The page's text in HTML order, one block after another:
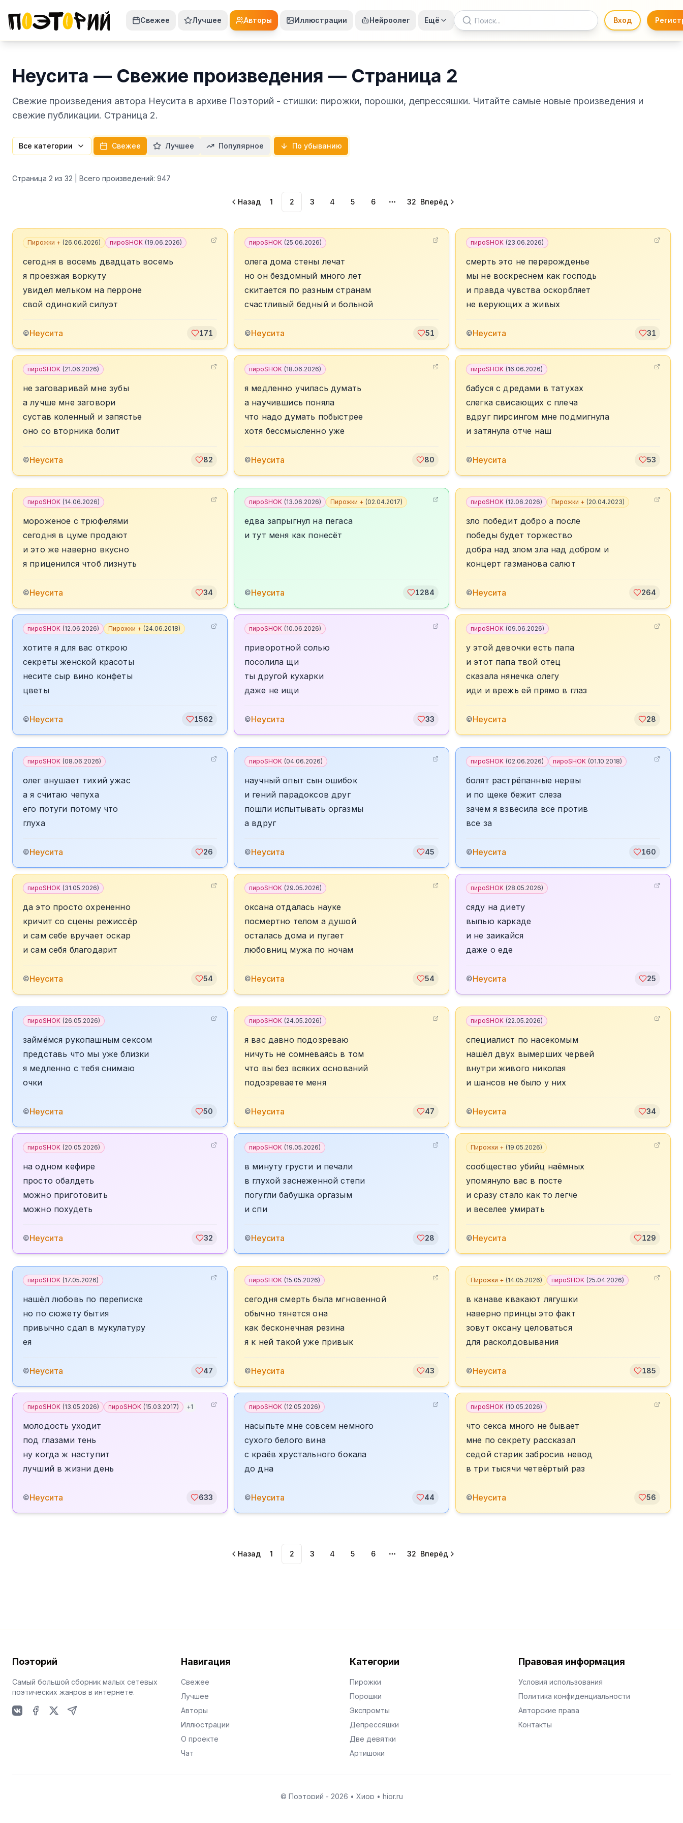
Свежее Лучшее Авторы Иллюстрации Нейроолег Ещё Вход
Неусита — Свежие произведения — Страница 2
Свежие произведения автора Неусита в архиве Поэторий - стишки: пирожки, порошки, депрессяшки. Читайте самые новые произведения и
свежие публикации. Страница 2.
Все категории Свежее Лучшее Популярное По убыванию
Страница 2 из 32 | Всего произведений: 947
Назад 1 2 3 4 5 6
More pages
32 Вперёд
Пирожки + (26.06.2026) пироSHOK (19.06.2026)
сегодня в восемь двадцать восемь
я проезжая воркуту
увидел мельком на перроне
свой одинокий силуэт
©Неусита 171
пироSHOK (25.06.2026)
олега дома стены лечат
но он бездомный много лет
скитается по разным странам
счастливый бедный и больной
©Неусита 51
пироSHOK (23.06.2026)
смерть это не перерожденье
мы не воскреснем как господь
и правда чувства оскорбляет
не верующих а живых
©Неусита 31
пироSHOK (21.06.2026)
не заговаривай мне зубы
а лучше мне заговори
сустав коленный и запястье
оно со вторника болит
©Неусита 82
пироSHOK (18.06.2026)
я медленно училась думать
а научившись поняла
что надо думать побыстрее
хотя бессмысленно уже
©Неусита 80
пироSHOK (16.06.2026)
бабуся с дредами в татухах
слегка свисающих с плеча
вдруг пирсингом мне подмигнула
и затянула отче наш
©Неусита 53
пироSHOK (14.06.2026)
мороженое с трюфелями
сегодня в цуме продают
и это же наверно вкусно
я приценился чтоб лизнуть
©Неусита 34
пироSHOK (13.06.2026) Пирожки + (02.04.2017)
едва запрыгнул на пегаса
и тут меня как понесёт
©Неусита 1284
пироSHOK (12.06.2026) Пирожки + (20.04.2023)
зло победит добро а после
победы будет торжество
добра над злом зла над добром и
концерт газманова салют
©Неусита 264
пироSHOK (12.06.2026) Пирожки + (24.06.2018)
хотите я для вас открою
секреты женской красоты
несите сыр вино конфеты
цветы
©Неусита 1562
пироSHOK (10.06.2026)
приворотной солью
посолила щи
ты другой кухарки
даже не ищи
©Неусита 33
пироSHOK (09.06.2026)
у этой девочки есть папа
и этот папа твой отец
сказала нянечка олегу
иди и врежь ей прямо в глаз
©Неусита 28
пироSHOK (08.06.2026)
олег внушает тихий ужас
а я считаю чепуха
его потуги потому что
глуха
©Неусита 26
пироSHOK (04.06.2026)
научный опыт сын ошибок
и гений парадоксов друг
пошли испытывать оргазмы
а вдруг
©Неусита 45
пироSHOK (02.06.2026) пироSHOK (01.10.2018)
болят растрёпанные нервы
и по щеке бежит слеза
зачем я взвесила все против
все за
©Неусита 160
пироSHOK (31.05.2026)
да это просто охрененно
кричит со сцены режиссёр
и сам себе вручает оскар
и сам себя благодарит
©Неусита 54
пироSHOK (29.05.2026)
оксана отдалась науке
посмертно телом а душой
осталась дома и пугает
любовниц мужа по ночам
©Неусита 54
пироSHOK (28.05.2026)
сяду на диету
выпью каркаде
и не заикайся
даже о еде
©Неусита 25
пироSHOK (26.05.2026)
займёмся рукопашным сексом
представь что мы уже близки
я медленно с тебя снимаю
очки
©Неусита 50
пироSHOK (24.05.2026)
я вас давно подозреваю
ничуть не сомневаясь в том
что вы без всяких оснований
подозреваете меня
©Неусита 47
пироSHOK (22.05.2026)
специалист по насекомым
нашёл двух вымерших червей
внутри живого николая
и шансов не было у них
©Неусита 34
пироSHOK (20.05.2026)
на одном кефире
просто обалдеть
можно приготовить
можно похудеть
©Неусита 32
пироSHOK (19.05.2026)
в минуту грусти и печали
в глухой заснеженной степи
погугли бабушка оргазым
и спи
©Неусита 28
Пирожки + (19.05.2026)
сообщество убийц наёмных
упомянуло вас в посте
и сразу стало как то легче
и веселее умирать
©Неусита 129
пироSHOK (17.05.2026)
нашёл любовь по переписке
но по сюжету бытия
привычно сдал в мукулатуру
ея
©Неусита 47
пироSHOK (15.05.2026)
сегодня смерть была мгновенной
обычно тянется она
как бесконечная резина
я к ней такой уже привык
©Неусита 43
Пирожки + (14.05.2026) пироSHOK (25.04.2026)
в канаве квакают лягушки
наверно принцы это факт
зовут оксану целоваться
для расколдовывания
©Неусита 185
пироSHOK (13.05.2026) пироSHOK (15.03.2017) +1
молодость уходит
под глазами тень
ну когда ж наступит
лучший в жизни день
©Неусита 633
пироSHOK (12.05.2026)
насыпьте мне совсем немного
сухого белого вина
с краёв хрустального бокала
до дна
©Неусита 44
пироSHOK (10.05.2026)
что секса много не бывает
мне по секрету рассказал
седой старик забросив невод
в три тысячи четвёртый раз
©Неусита 56
Назад 1 2 3 4 5 6
More pages
32 Вперёд
Поэторий
Самый большой сборник малых сетевых
поэтических жанров в интернете.
Навигация
Свежее
Лучшее
Авторы
Иллюстрации
О проекте
Чат
Категории
Пирожки
Порошки
Экспромты
Депрессяшки
Две девятки
Артишоки
Правовая информация
Условия использования
Политика конфиденциальности
Авторские права
Контакты
© Поэторий - 2026 • Хиор • hior.ru